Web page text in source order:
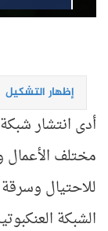
إظهار التشكيل
أدى انتشار شبكة
مختلف الأعمال
للاحتيال
الشبكة